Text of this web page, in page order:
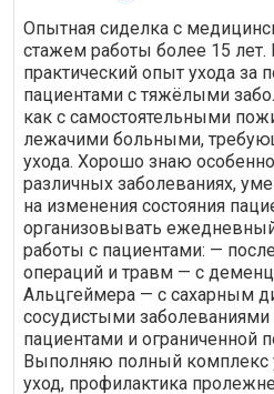
Опытная сиделка с
стажем работы более 15
практический опыт ухода
пациентами с тяжёлыми
как с самостоятельными
лежачими больными,
ухода. Хорошо знаю
различных заболеваниях,
на изменения состояния
организовывать
работы с пациентами: —
операций и травм — с
Альцгеймера — с сахарным
сосудистыми
пациентами и ограниченной
Выполняю полный комплекс
уход, профилактика